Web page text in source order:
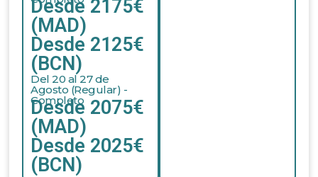
Desde 2175€
(MAD)
Desde 2125€
(BCN)
Del 20 al 27 de
Agosto (Regular) -
Completo
Desde 2075€
(MAD)
Desde 2025€
(BCN)